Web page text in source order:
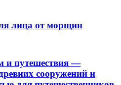
лица от морщин
и путешествия —
сооружений и